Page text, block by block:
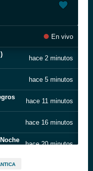
En vivo
hace 2 minutos
hace 5 minutos
hace 11 minutos
hace 16 minutos
hace 20 minutos